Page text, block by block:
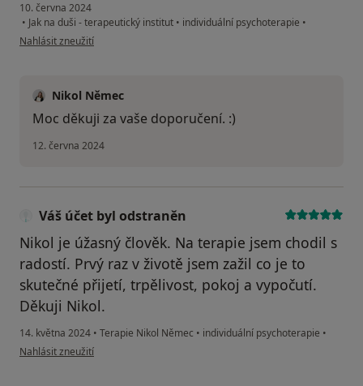
10. června 2024
• Jak na duši - terapeutický institut • individuální psychoterapie •
podle názoru uživatele ZP
Nahlásit zneužití
Nikol Němec
Moc děkuji za vaše doporučení. :)
12. června 2024
Váš účet byl odstraněn
Nikol je úžasný člověk. Na terapie jsem chodil s
radostí. Prvý raz v životě jsem zažil co je to
skutečné přijetí, trpělivost, pokoj a vypočutí.
Děkuji Nikol.
14. května 2024 • Terapie Nikol Němec • individuální psychoterapie •
podle názoru uživatele Váš účet byl odstraněn
Nahlásit zneužití